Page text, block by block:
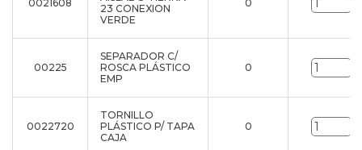
0021608
23 CONEXION
VERDE
0
00225
SEPARADOR C/
ROSCA PLÁSTICO
EMP
0
0022720
TORNILLO
PLÁSTICO P/ TAPA
CAJA
0